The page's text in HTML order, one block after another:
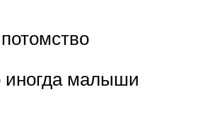
иногда малыши